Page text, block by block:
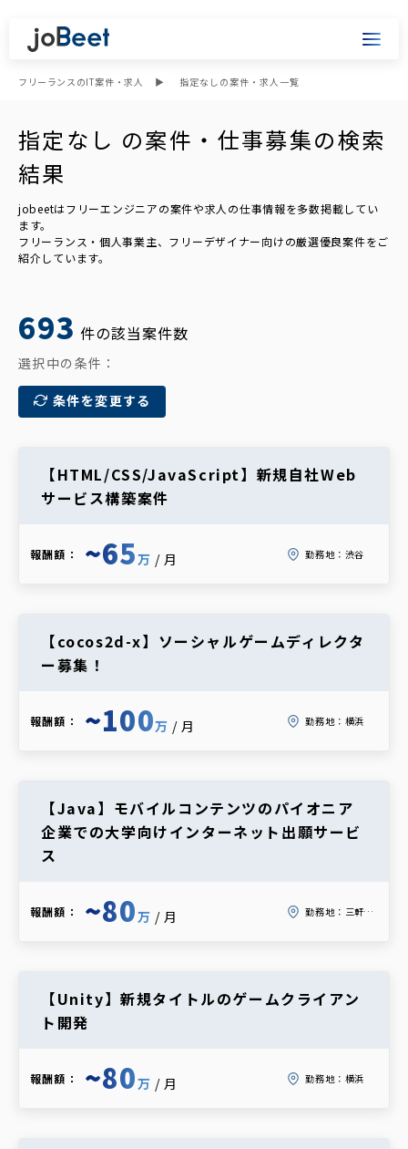
フリーランスのIT案件・求人 指定なしの案件・求人一覧
指定なし の案件・仕事募集の検索
結果
jobeetはフリーエンジニアの案件や求人の仕事情報を多数掲載してい
ます。
フリーランス・個人事業主、フリーデザイナー向けの厳選優良案件をご
紹介しています。
693 件の該当案件数
選択中の条件：
条件を変更する
【HTML/CSS/JavaScript】新規自社Web
サービス構築案件
報酬額： ~65万 /月 勤務地： 渋谷
【cocos2d-x】ソーシャルゲームディレクタ
ー募集！
報酬額： ~100万 /月 勤務地： 横浜
【Java】モバイルコンテンツのパイオニア
企業での大学向けインターネット出願サービ
ス
報酬額： ~80万 /月 勤務地： 三軒茶屋
【Unity】新規タイトルのゲームクライアン
ト開発
報酬額： ~80万 /月 勤務地： 横浜